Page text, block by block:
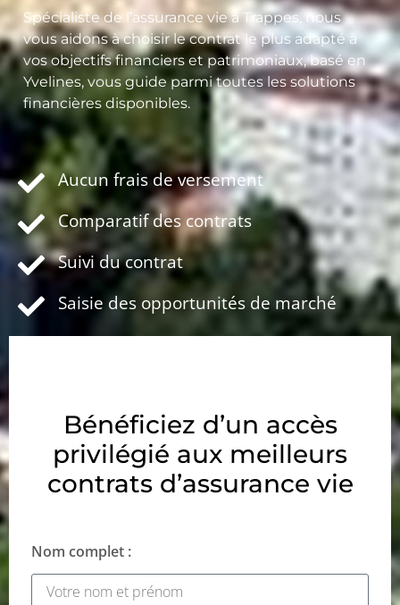
Spécialiste de l’assurance vie à Trappes, nous
vous aidons à choisir le contrat le plus adapté à
vos objectifs financiers et patrimoniaux, basé en
Yvelines, vous guide parmi toutes les solutions
financières disponibles.
Aucun frais de versement
Comparatif des contrats
Suivi du contrat
Saisie des opportunités de marché
Bénéficiez d’un accès
privilégié aux meilleurs
contrats d’assurance vie
Nom complet :